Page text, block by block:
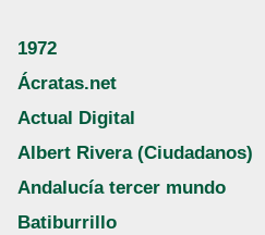
1972
Ácratas.net
Actual Digital
Albert Rivera (Ciudadanos)
Andalucía tercer mundo
Batiburrillo